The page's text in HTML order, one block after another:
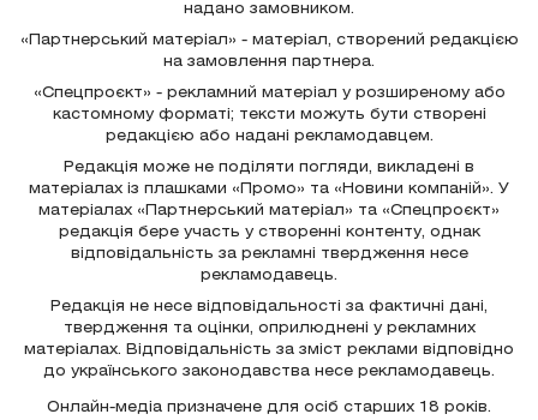
надано замовником.
«Партнерський матеріал» - матеріал, створений редакцією
на замовлення партнера.
«Спецпроєкт» - рекламний матеріал у розширеному або
кастомному форматі; тексти можуть бути створені
редакцією або надані рекламодавцем.
Редакція може не поділяти погляди, викладені в
матеріалах із плашками «Промо» та «Новини компаній». У
матеріалах «Партнерський матеріал» та «Спецпроєкт»
редакція бере участь у створенні контенту, однак
відповідальність за рекламні твердження несе
рекламодавець.
Редакція не несе відповідальності за фактичні дані,
твердження та оцінки, оприлюднені у рекламних
матеріалах. Відповідальність за зміст реклами відповідно
до українського законодавства несе рекламодавець.
Онлайн-медіа призначене для осіб старших 18 років.